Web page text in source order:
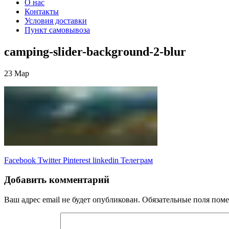
О нас
Контакты
Условия доставки
Пункт самовывоза
camping-slider-background-2-blur
23 Мар
Facebook Twitter Pinterest linkedin Телеграм
Добавить комментарий
Ваш адрес email не будет опубликован. Обязательные поля